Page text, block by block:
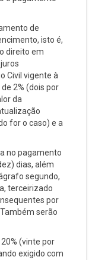
de
isto é,
direito em
Civil vigente à
2% (dois por
da
for o caso) e a
no pagamento
dias, além
segundo,
terceirizado
por
serão
(vinte por
exigido com